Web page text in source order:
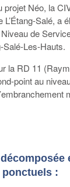
projet Néo, la
Salé, a
de
Salé-Les-Hauts.
la RD 11
point au
ponctuels :